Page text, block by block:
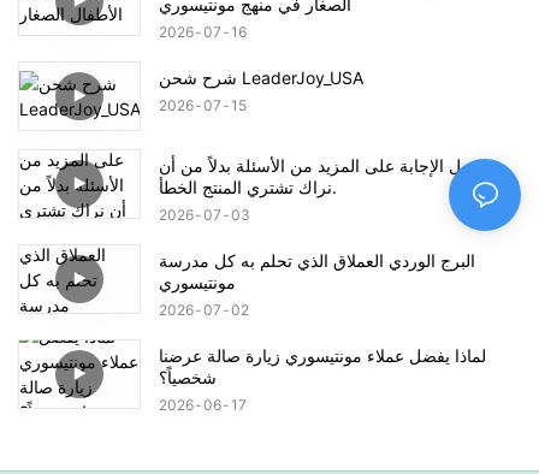
2026 07 16
شرح شحن LeaderJoy_USA
2026 07 15
نفضل الإجابة على المزيد من الأسئلة بدلاً من أن
نراك تشتري المنتج الخطأ.
2026 07 03
البرج الوردي العملاق الذي تحلم به كل مدرسة
مونتيسوري
2026 07 02
لماذا يفضل عملاء مونتيسوري زيارة صالة عرضنا
شخصياً؟
2026 06 17